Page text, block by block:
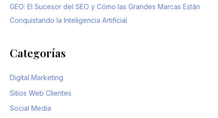
GEO: El Sucesor del SEO y Cómo las Grandes Marcas Están
Conquistando la Inteligencia Artificial
Categorías
Digital Marketing
Sitios Web Clientes
Social Media